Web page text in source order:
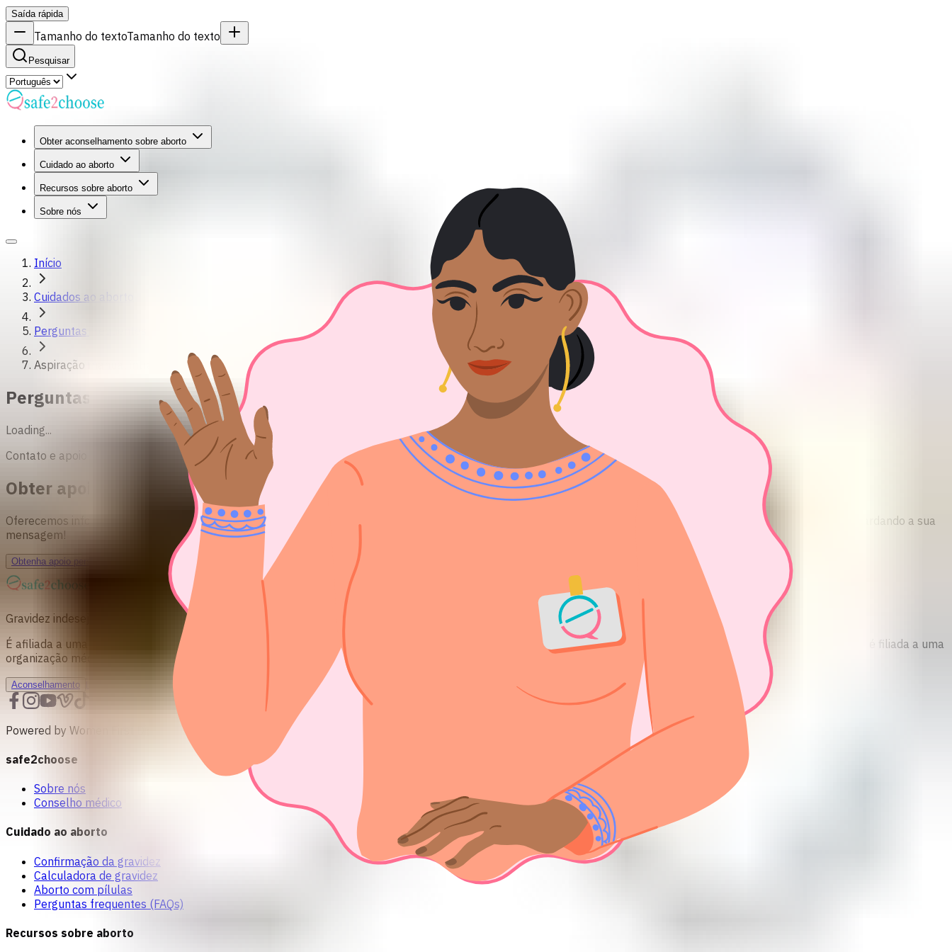
Saída rápida
Tamanho do textoTamanho do texto
Pesquisar
Obter aconselhamento sobre aborto
Cuidado ao aborto
Recursos sobre aborto
Sobre nós
Início
Cuidados ao aborto
Perguntas frequentes
Aspiração manual intrauterina
Perguntas frequentes sobre o aborto por Aspiração Manual Intrauterina
Loading...
Contato e apoio
Obter apoio e aconselhamento para abortar
Oferecemos informações comprovadas sobre aborto seguro. Nosso serviço de aconselhamento é gratuito, seguro, confidencial, rápido e sem julgamento. Estamos aguardando a sua
mensagem!
Obtenha apoio personalizado
Gravidez indesejada? Nós podemos apoiá-la
É afiliada a uma organização sem fins lucrativos 501c(3) registrada nos Estados Unidos. safe2choose proporciona conteúdo destinado apenas a fins informativos e não é filiada a uma
organização médica
Aconselhamento
Powered by Women First Digital
safe2choose
Sobre nós
Conselho médico
Cuidado ao aborto
Confirmação da gravidez
Calculadora de gravidez
Aborto com pílulas
Perguntas frequentes (FAQs)
Recursos sobre aborto